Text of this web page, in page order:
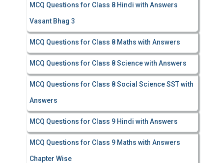
MCQ Questions for Class 8 Hindi with Answers
Vasant Bhag 3
MCQ Questions for Class 8 Maths with Answers
MCQ Questions for Class 8 Science with Answers
MCQ Questions for Class 8 Social Science SST with
Answers
MCQ Questions for Class 9 Hindi with Answers
MCQ Questions for Class 9 Maths with Answers
Chapter Wise